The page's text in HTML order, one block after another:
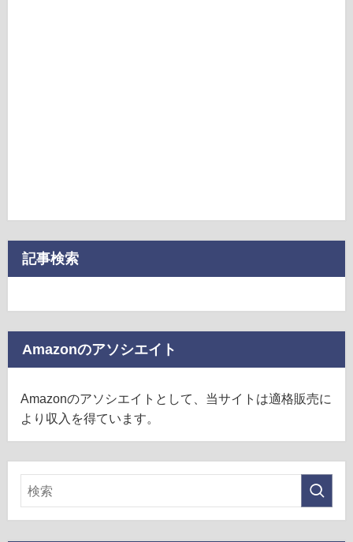
記事検索
Amazonのアソシエイト
Amazonのアソシエイトとして、当サイトは適格販売に
より収入を得ています。